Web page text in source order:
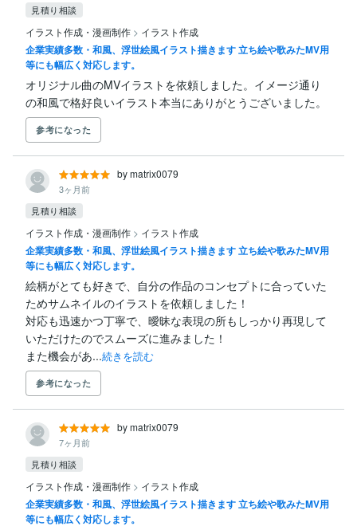
見積り相談
イラスト作成・漫画制作 > イラスト作成
企業実績多数・和風、浮世絵風イラスト描きます 立ち絵や歌みたMV用
等にも幅広く対応します。
オリジナル曲のMVイラストを依頼しました。イメージ通り
の和風で格好良いイラスト本当にありがとうございました。
参考になった
by matrix0079
3ヶ月前
見積り相談
イラスト作成・漫画制作 > イラスト作成
企業実績多数・和風、浮世絵風イラスト描きます 立ち絵や歌みたMV用
等にも幅広く対応します。
絵柄がとても好きで、自分の作品のコンセプトに合っていた
ためサムネイルのイラストを依頼しました！
対応も迅速かつ丁寧で、曖昧な表現の所もしっかり再現して
いただけたのでスムーズに進みました！
また機会があ...続きを読む
参考になった
by matrix0079
7ヶ月前
見積り相談
イラスト作成・漫画制作 > イラスト作成
企業実績多数・和風、浮世絵風イラスト描きます 立ち絵や歌みたMV用
等にも幅広く対応します。